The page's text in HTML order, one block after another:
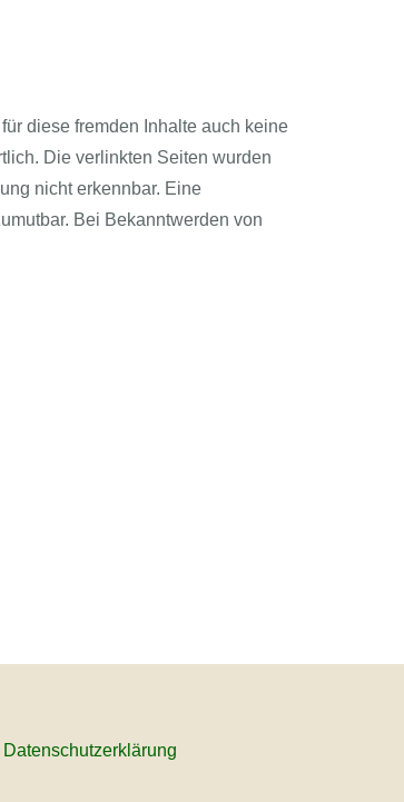
diese fremden Inhalte auch keine
Die verlinkten Seiten wurden
nicht erkennbar. Eine
Bei Bekanntwerden von
Datenschutzerklärung